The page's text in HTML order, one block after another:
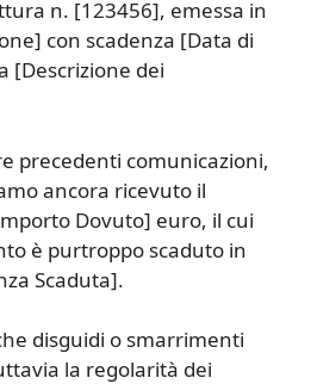
n. [123456], emessa in
con scadenza [Data di
[Descrizione dei
precedenti comunicazioni,
ancora ricevuto il
Dovuto] euro, il cui
è purtroppo scaduto in
Scaduta].
disguidi o smarrimenti
la regolarità dei